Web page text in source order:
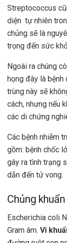
Streptococcus
diện tự nhiên
chủng sẽ là
trọng đến sức
Ngoài ra chúng
họng đây là bệnh
trùng này sẽ
cách, nhưng nếu
các di chứng
Các bệnh nhiễm
gồm: bệnh chốc
gây ra tình trạng
dẫn đến tử vong.
Chủng
Escherichia coli
Gram âm. Vi